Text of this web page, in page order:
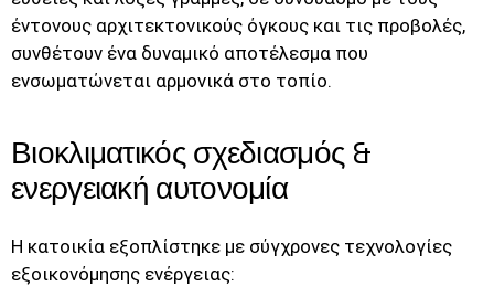
έντονους αρχιτεκτονικούς όγκους και τις προβολές,
συνθέτουν ένα δυναμικό αποτέλεσμα που
ενσωματώνεται αρμονικά στο τοπίο.
Βιοκλιματικός σχεδιασμός &
ενεργειακή αυτονομία
Η κατοικία εξοπλίστηκε με σύγχρονες τεχνολογίες
εξοικονόμησης ενέργειας: